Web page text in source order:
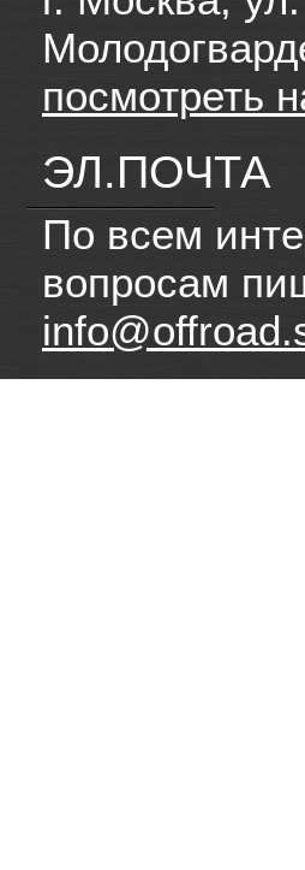
посмотреть
ЭЛ.ПОЧТА
По всем
вопросам